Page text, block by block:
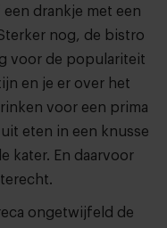
drankje met een
nog, de bistro
voor de populariteit
en je er over het
voor een prima
eten in een knusse
kater. En daarvoor
ongetwijfeld de